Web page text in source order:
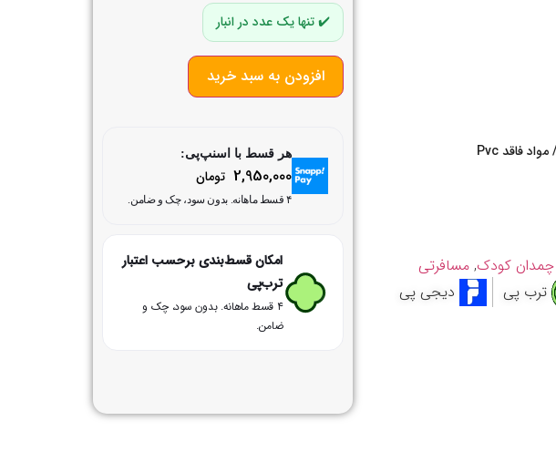
چمدان کودک, مسافرتی
ترب پی دیجی پی
تنها یک عدد در انبار
افزودن به سبد خرید
هر قسط با اسنپ‌پی:
2,950,000 تومان
۴ قسط ماهانه. بدون سود، چک و ضامن.
امکان قسط‌بندی برحسب اعتبار
ترب‌پی
۴ قسط ماهانه. بدون سود، چک و
ضامن.